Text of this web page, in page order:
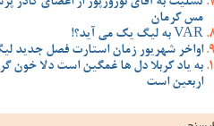
مس کرمان
VAR به لیگ یک می آید؟!
اواخر شهریور زمان استارت فصل جدید
به یاد کربلا دل ها غمگین است دلا خون
اربعین است